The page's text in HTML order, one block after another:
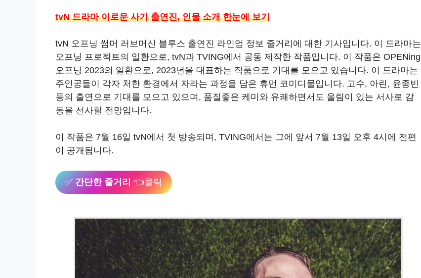
tvN 드라마 이로운 사기 출연진, 인물 소개 한눈에 보기
tvN 오프닝 썸머 러브머신 블루스 출연진 라인업 정보 줄거리에 대한 기사입니다. 이 드라마는
오프닝 프로젝트의 일환으로, tvN과 TVING에서 공동 제작한 작품입니다. 이 작품은 OPENing
오프닝 2023의 일환으로, 2023년을 대표하는 작품으로 기대를 모으고 있습니다. 이 드라마는
주인공들이 각자 처한 환경에서 자라는 과정을 담은 휴먼 코미디물입니다. 고수, 아린, 윤종빈
등의 출연으로 기대를 모으고 있으며, 품질좋은 케미와 유쾌하면서도 울림이 있는 서사로 감
동을 선사할 전망입니다.
이 작품은 7월 16일 tvN에서 첫 방송되며, TVING에서는 그에 앞서 7월 13일 오후 4시에 전편
이 공개됩니다.
✅ 간단한 줄거리 👈클릭